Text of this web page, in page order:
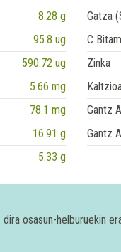
8.28 g Gatza
95.8 ug C
590.72 ug Zinka
5.66 mg
78.1 mg Gantz
16.91 g Gantz
5.33 g
osasun-helburuekin